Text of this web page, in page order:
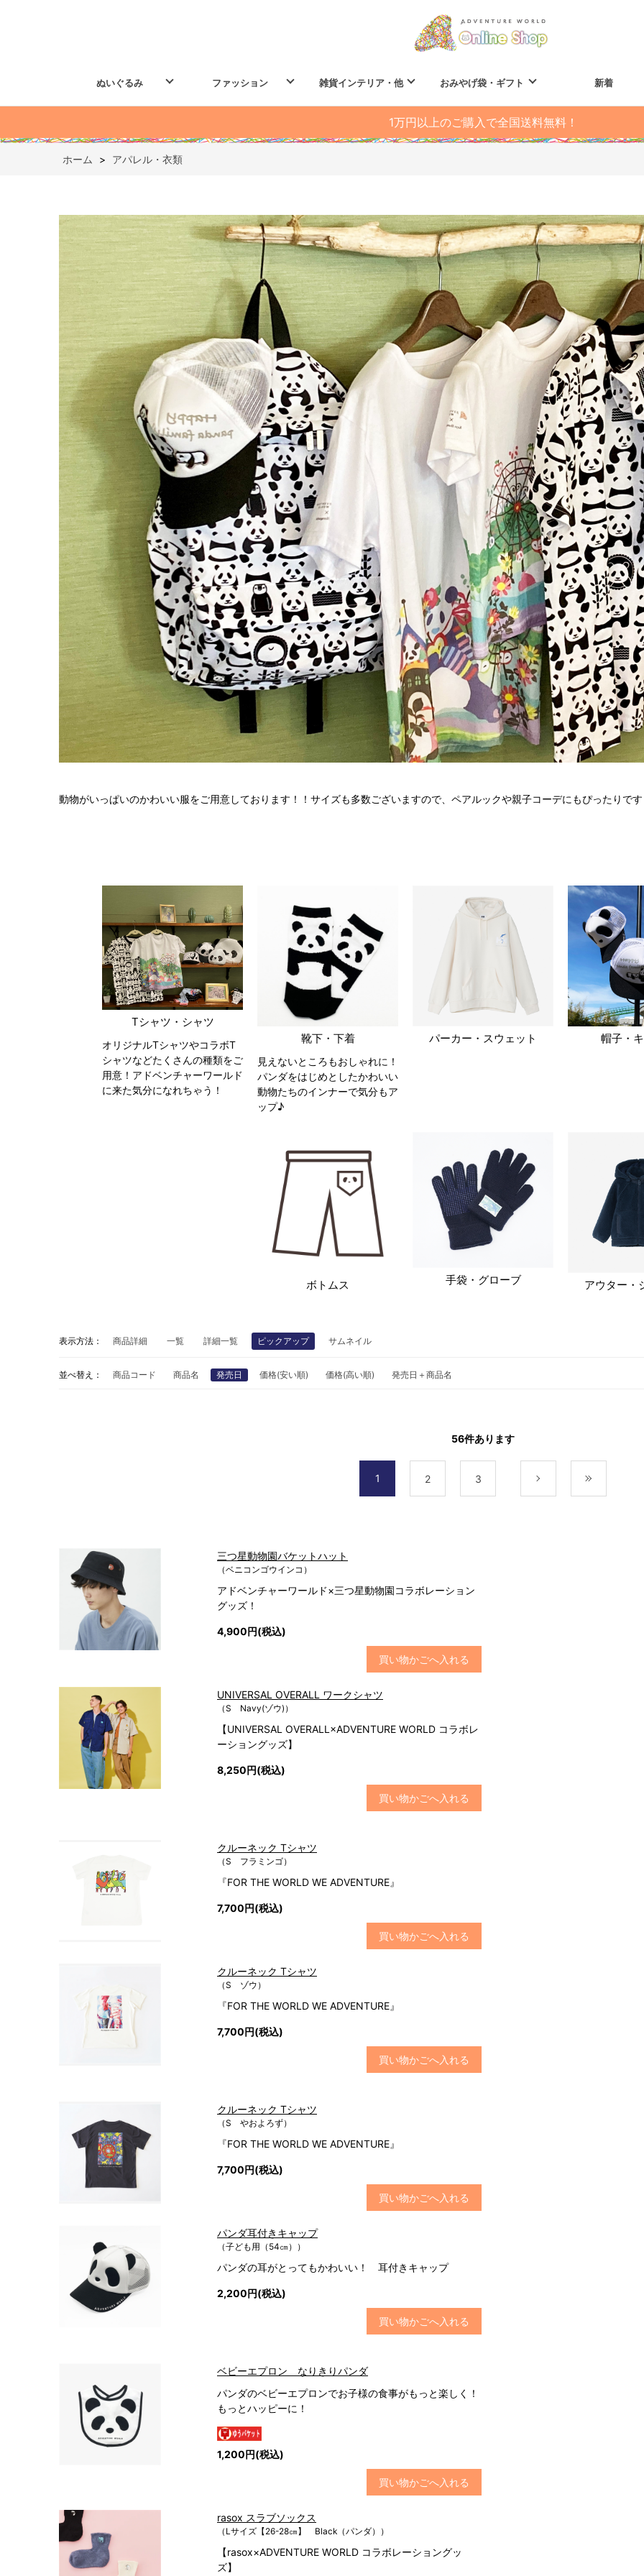
ぬいぐるみ ファッション 雑貨インテリア・他 おみやげ袋・ギフト 新着
1万円以上のご購入で全国送料無料！
ホーム > アパレル・衣類
動物がいっぱいのかわいい服をご用意しております！！サイズも多数ございますので、ペアルックや親子コーデにもぴったりで
Tシャツ・シャツ
オリジナルTシャツやコラボT
シャツなどたくさんの種類をご
用意！アドベンチャーワールド
に来た気分になれちゃう！
靴下・下着
見えないところもおしゃれに！
パンダをはじめとしたかわいい
動物たちのインナーで気分もア
ップ♪
パーカー・スウェット 帽子・
ボトムス 手袋・グローブ アウター・
表示方法： 商品詳細 一覧 詳細一覧 ピックアップ サムネイル
並べ替え： 商品コード 商品名 発売日 価格(安い順) 価格(高い順) 発売日＋商品名
56件あります
1 2 3
三つ星動物園バケットハット
（ベニコンゴウインコ）
アドベンチャーワールド×三つ星動物園コラボレーション
グッズ！
4,900円(税込)
買い物かごへ入れる
UNIVERSAL OVERALL ワークシャツ
（S Navy(ゾウ)）
【UNIVERSAL OVERALL×ADVENTURE WORLD コラボレ
ーショングッズ】
8,250円(税込)
買い物かごへ入れる
クルーネック Tシャツ
（S フラミンゴ）
『FOR THE WORLD WE ADVENTURE』
7,700円(税込)
買い物かごへ入れる
クルーネック Tシャツ
（S ゾウ）
『FOR THE WORLD WE ADVENTURE』
7,700円(税込)
買い物かごへ入れる
クルーネック Tシャツ
（S やおよろず）
『FOR THE WORLD WE ADVENTURE』
7,700円(税込)
買い物かごへ入れる
パンダ耳付きキャップ
（子ども用（54㎝））
パンダの耳がとってもかわいい！ 耳付きキャップ
2,200円(税込)
買い物かごへ入れる
ベビーエプロン なりきりパンダ
パンダのベビーエプロンでお子様の食事がもっと楽しく！
もっとハッピーに！
1,200円(税込)
買い物かごへ入れる
rasox スラブソックス
（Lサイズ【26-28㎝】 Black（パンダ））
【rasox×ADVENTURE WORLD コラボレーショングッ
ズ】